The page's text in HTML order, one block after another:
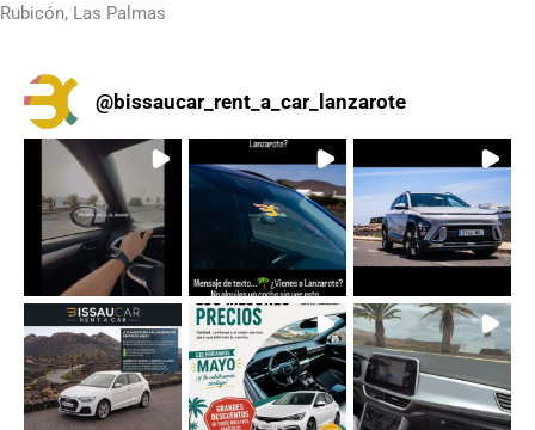
Rubicón, Las Palmas
@bissaucar_rent_a_car_lanzarote